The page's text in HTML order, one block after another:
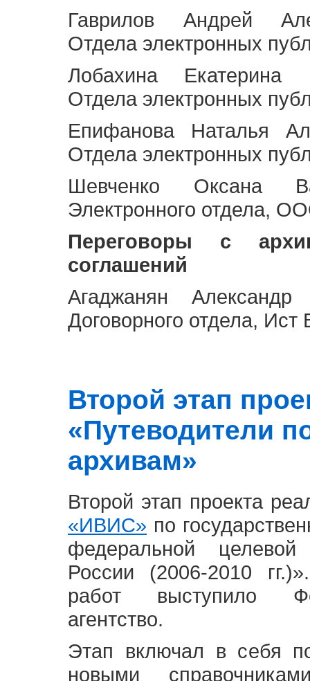
Гаврилов Андрей
Отдела электронных
Лобахина Екатерина
Отдела электронных
Епифанова Наталья
Отдела электронных
Шевченко Оксана
Электронного отдела,
Переговоры с
соглашений
Агаджанян Александр
Договорного отдела,
Второй этап
«Путеводители
архивам»
Второй этап проекта
«ИВИС» по
федеральной
России (2006-2010
работ выступило
агентство.
Этап включал в себя
новыми